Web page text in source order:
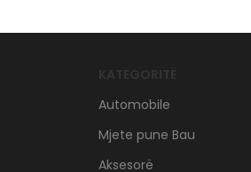
Automobile
Mjete pune Bau
Aksesorë